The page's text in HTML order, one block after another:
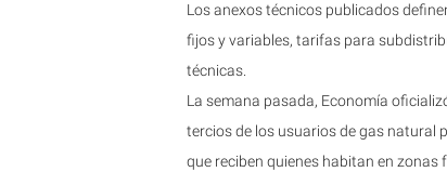
Los anexos técnicos publicados
fijos y variables, tarifas para
técnicas.
La semana pasada, Economía
tercios de los usuarios de gas natural
que reciben quienes habitan en zonas